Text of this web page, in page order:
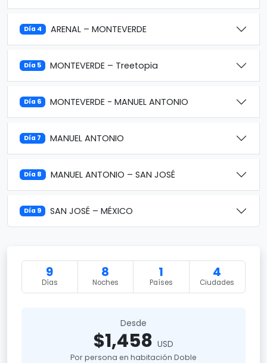
Día 4 ARENAL – MONTEVERDE
Día 5 MONTEVERDE – Treetopia
Día 6 MONTEVERDE - MANUEL ANTONIO
Día 7 MANUEL ANTONIO
Día 8 MANUEL ANTONIO – SAN JOSÉ
Día 9 SAN JOSÉ – MÉXICO
9
Días
8
Noches
1
Países
4
Ciudades
Desde
$1,458 USD
Por persona en habitación Doble